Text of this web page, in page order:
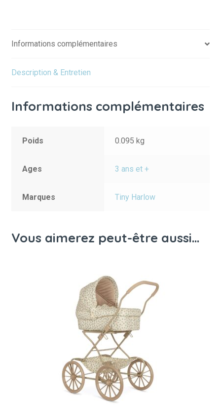
Informations complémentaires
Description & Entretien
Informations complémentaires
Poids 0.095 kg
Ages 3 ans et +
Marques Tiny Harlow
Vous aimerez peut-être aussi…